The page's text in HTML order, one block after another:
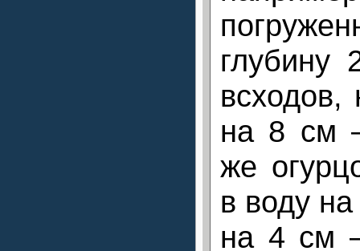
глубину
на 8 см
же
в воду
на 4 см